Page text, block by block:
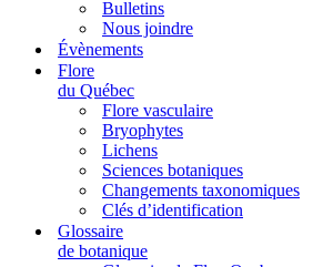
Bulletins
Nous joindre
Évènements
Flore
du Québec
Flore vasculaire
Bryophytes
Lichens
Sciences botaniques
Changements taxonomiques
Clés d’identification
Glossaire
de botanique